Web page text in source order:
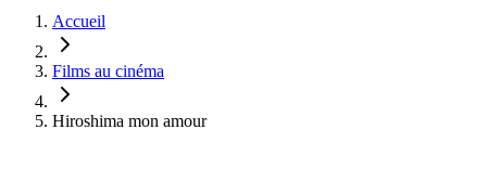
Accueil
Films au cinéma
Hiroshima mon amour